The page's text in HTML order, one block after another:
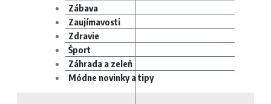
Zábava
Zaujímavosti
Zdravie
Šport
Záhrada a zeleň
Módne novinky a tipy